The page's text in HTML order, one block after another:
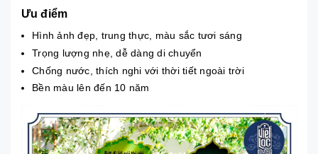
Ưu điểm
Hình ảnh đẹp, trung thực, màu sắc tươi sáng
Trọng lượng nhẹ, dễ dàng di chuyển
Chống nước, thích nghi với thời tiết ngoài trời
Bền màu lên đến 10 năm